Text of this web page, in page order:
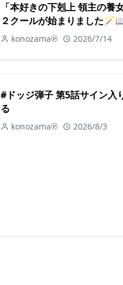
「本好きの下剋上 領主の養
２クールが始まりました
konozama℗ 2026/7/14
#ドッジ弾子 第5話サイン入
る
konozama℗ 2026/8/3